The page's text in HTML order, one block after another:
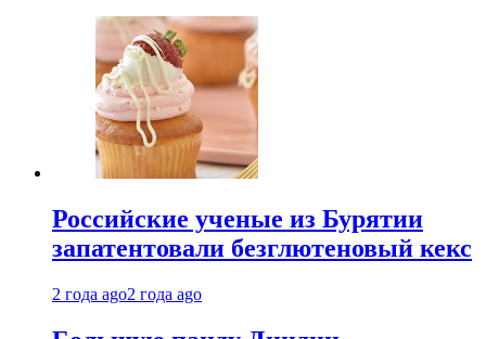
Российские ученые из Бурятии
запатентовали безглютеновый кекс
2 года ago2 года ago